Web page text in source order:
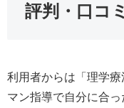
評判・口コミ
利用者からは「理学
マン指導で自分に合